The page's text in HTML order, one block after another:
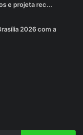
e projeta rec...
2026 com a